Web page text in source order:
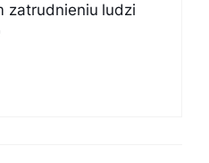
zatrudnieniu ludzi